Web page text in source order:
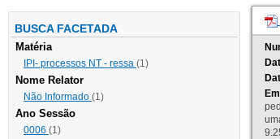
BUSCA FACETADA
Matéria
IPI- processos NT - ressa (1)
Nome Relator
Não Informado (1)
Ano Sessão
0006 (1)